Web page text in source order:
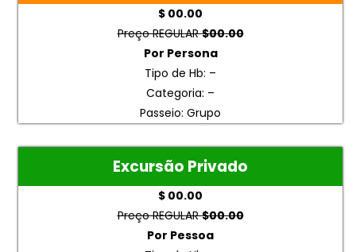
$ 00.00
Preço REGULAR$00.00
Por Persona
Tipo de Hb: –
Categoria: –
Passeio: Grupo
Excursão Privado
$ 00.00
Preço REGULAR$00.00
Por Pessoa